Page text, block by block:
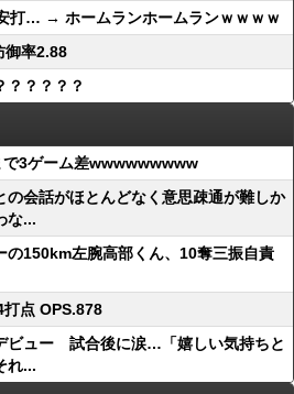
打… → ホームランホームランｗｗｗｗ
御率2.88
？？？？？
で3ゲーム差wwwwwwwww
の会話がほとんどなく意思疎通が難しか
な...
の150km左腕高部くん、10奪三振自責
点 OPS.878
ビュー 試合後に涙…「嬉しい気持ちと
れ...